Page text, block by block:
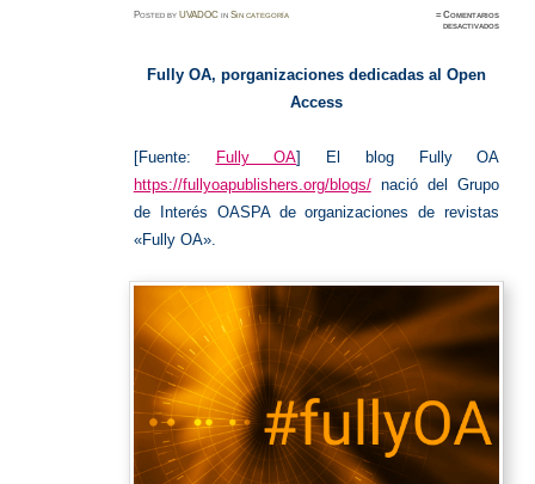
PostedbyUVADOC inSin categoría ≈Comentarios
desactivadosen
Fully OA, porganizaciones dedicadas al Open
Access
[Fuente: Fully OA] El blog Fully OA
https://fullyoapublishers.org/blogs/nació del Grupo
de Interés OASPA de organizaciones de revistas
«Fully OA».